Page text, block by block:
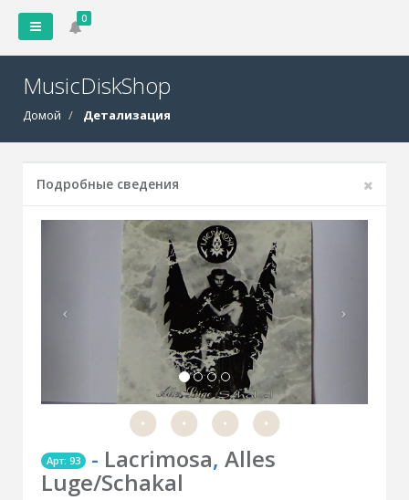
0
MusicDiskShop
Домой Детализация
Подробные сведения
Арт: 93 - Lacrimosa, Alles
Luge/Schakal